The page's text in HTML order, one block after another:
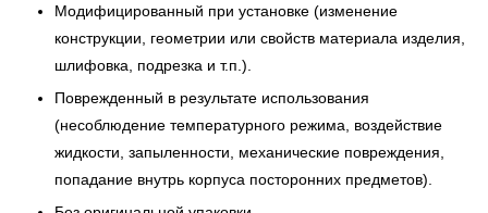
Модифицированный при установке (изменение
конструкции, геометрии или свойств материала изделия,
шлифовка, подрезка и т.п.).
Поврежденный в результате использования
(несоблюдение температурного режима, воздействие
жидкости, запыленности, механические повреждения,
попадание внутрь корпуса посторонних предметов).